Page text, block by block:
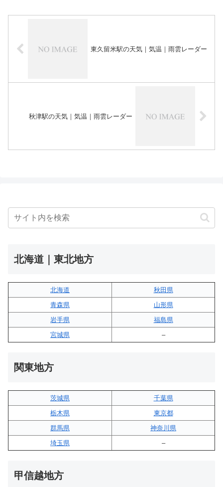
東久留米駅の天気｜気温｜雨雲レーダー
秋津駅の天気｜気温｜雨雲レーダー
北海道｜東北地方
北海道
秋田県
青森県
山形県
岩手県
福島県
宮城県
–
関東地方
茨城県
千葉県
栃木県
東京都
群馬県
神奈川県
埼玉県
–
甲信越地方